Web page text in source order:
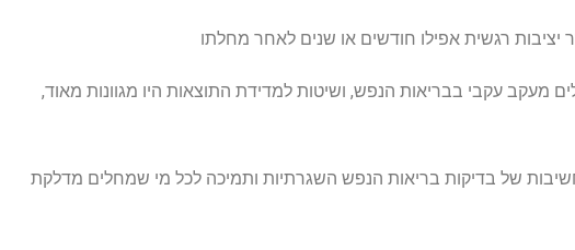
מעקב עקבי בבריאות הנפש, ושיטות למדידת התוצאות היו מגוונות מאוד,
של בדיקות בריאות הנפש השגרתיות ותמיכה לכל מי שמחלים מדלקת